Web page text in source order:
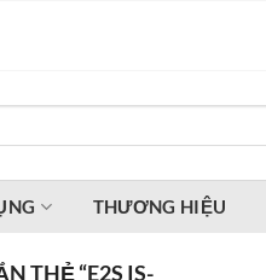
THƯƠNG HIỆU
THẺ “E2S IS-